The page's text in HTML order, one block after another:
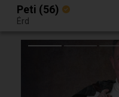
Egy jó randiból bármi lehet.
Peti (56)
Érd